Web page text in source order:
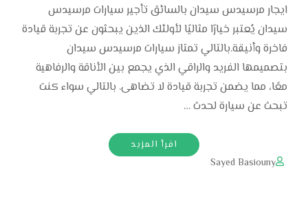
ايجار مرسيدس سيدان بالسائق تأجير سيارات مرسيدس
سيدان يُعتبر خيارًا مثاليًا لأولئك الذين يبحثون عن تجربة قيادة
فاخرة وأنيقة.بالتالي تمتاز سيارات مرسيدس سيدان
بتصميمها الفريد والراقي الذي يجمع بين الأناقة والرفاهية
معًا، مما يضمن تجربة قيادة لا تضاهى. بالتالي سواء كنت
تبحث عن سيارة لحدث …
اقرأ المزيد
Sayed Basiouny